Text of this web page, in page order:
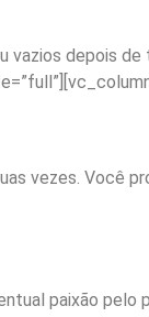
vazios depois
vezes. Você
paixão pelo